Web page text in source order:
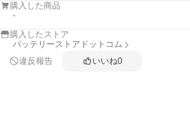
購入した商品
-
購入したストア
バッテリーストアドットコム
違反報告
いいね0